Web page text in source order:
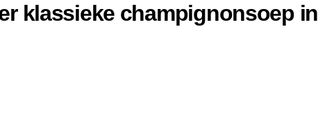
klassieke champignonsoep in